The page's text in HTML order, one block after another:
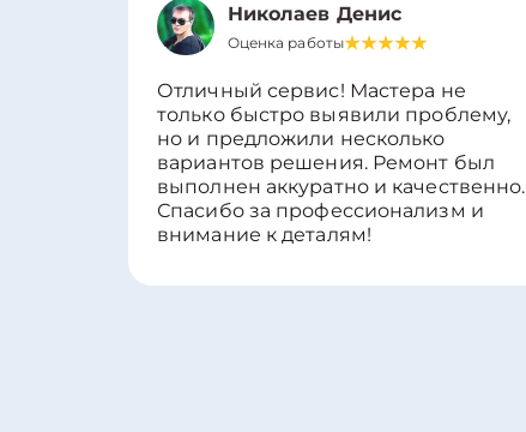
Николаев Денис
Оценка работы
Отличный сервис! Мастера не
только быстро выявили проблему,
но и предложили несколько
вариантов решения. Ремонт был
выполнен аккуратно и качественно.
Спасибо за профессионализм и
внимание к деталям!